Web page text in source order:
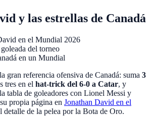
y las estrellas de Canadá
en el Mundial 2026
del torneo
en un Mundial
gran referencia ofensiva de Canadá: suma 3
tres en el hat-trick del 6-0 a Catar, y
tabla de goleadores con Lionel Messi y
propia página en Jonathan David en el
detalle de la pelea por la Bota de Oro.